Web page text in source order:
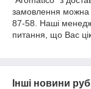
замовлення
87-58. Наші
питання, що Вас
Інші новини